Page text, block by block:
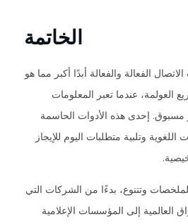
الخاتمة
الفعالة والفعالة أبدًا أكبر مما هو
العولمة، عندما تعبر المعلومات
مسبوق. إحدى هذه الأدوات الحاسمة
وتلبية متطلبات اليوم للإيجاز
وتتنوع، بدءًا من الشركات التي
إلى المؤسسات الإعلامية